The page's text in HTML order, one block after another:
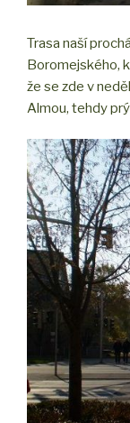
Trasa naší
Boromejského,
že se zde v
Almou, tehdy